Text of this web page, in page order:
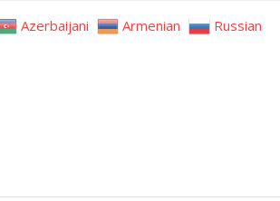
Azerbaijani Armenian Russian